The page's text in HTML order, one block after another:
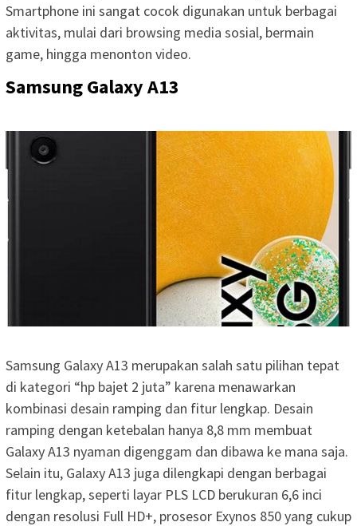
Smartphone ini sangat cocok digunakan untuk berbagai
aktivitas, mulai dari browsing media sosial, bermain
game, hingga menonton video.
Samsung Galaxy A13
Samsung Galaxy A13 merupakan salah satu pilihan tepat
di kategori “hp bajet 2 juta” karena menawarkan
kombinasi desain ramping dan fitur lengkap. Desain
ramping dengan ketebalan hanya 8,8 mm membuat
Galaxy A13 nyaman digenggam dan dibawa ke mana saja.
Selain itu, Galaxy A13 juga dilengkapi dengan berbagai
fitur lengkap, seperti layar PLS LCD berukuran 6,6 inci
dengan resolusi Full HD+, prosesor Exynos 850 yang cukup